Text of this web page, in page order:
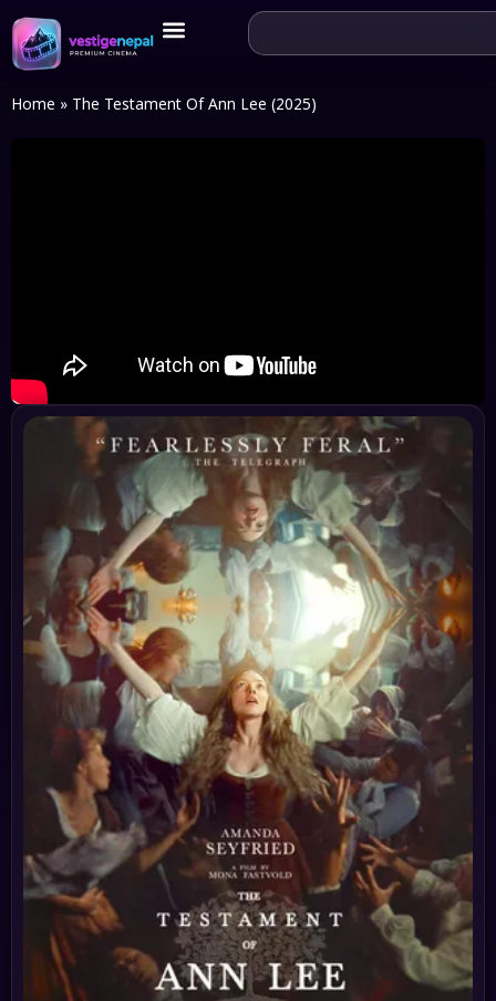
Home » The Testament Of Ann Lee (2025)